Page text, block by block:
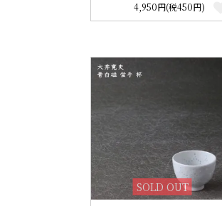
4,950円(税450円)
SOLD OUT